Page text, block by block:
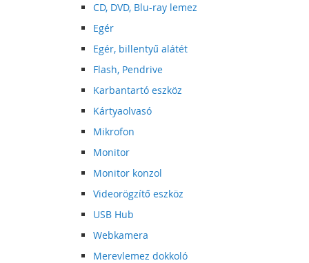
CD, DVD, Blu-ray lemez
Egér
Egér, billentyű alátét
Flash, Pendrive
Karbantartó eszköz
Kártyaolvasó
Mikrofon
Monitor
Monitor konzol
Videorögzítő eszköz
USB Hub
Webkamera
Merevlemez dokkoló